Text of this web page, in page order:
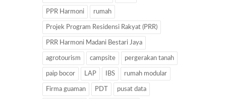
PPR Harmoni rumah
Projek Program Residensi Rakyat (PRR)
PRR Harmoni Madani Bestari Jaya
agrotourism campsite pergerakan tanah
paip bocor LAP IBS rumah modular
Firma guaman PDT pusat data